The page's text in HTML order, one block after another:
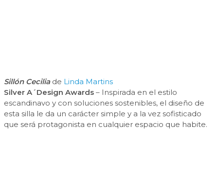
Sillón Ceciliade Linda Martins
Silver A´Design Awards – Inspirada en el estilo
escandinavo y con soluciones sostenibles, el diseño de
esta silla le da un carácter simple y a la vez sofisticado
que será protagonista en cualquier espacio que habite.